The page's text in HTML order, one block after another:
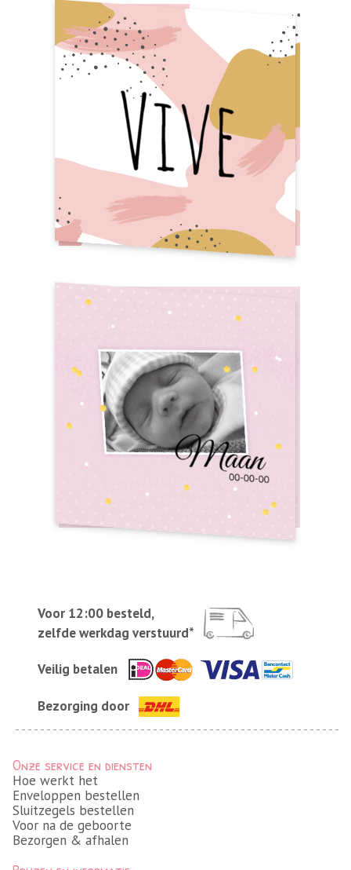
Voor 12:00 besteld,
zelfde werkdag verstuurd*
Veilig betalen
Bezorging door
Onze service en diensten
Hoe werkt het
Enveloppen bestellen
Sluitzegels bestellen
Voor na de geboorte
Bezorgen & afhalen